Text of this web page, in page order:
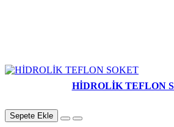
HİDROLİK TEFLON
Sepete Ekle